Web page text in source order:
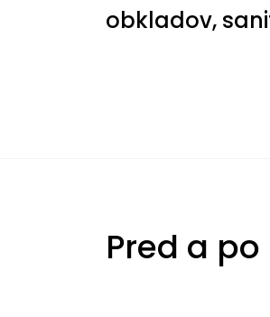
obkladov,
Pred a po